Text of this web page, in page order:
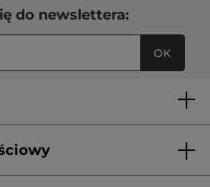
do newslettera:
OK